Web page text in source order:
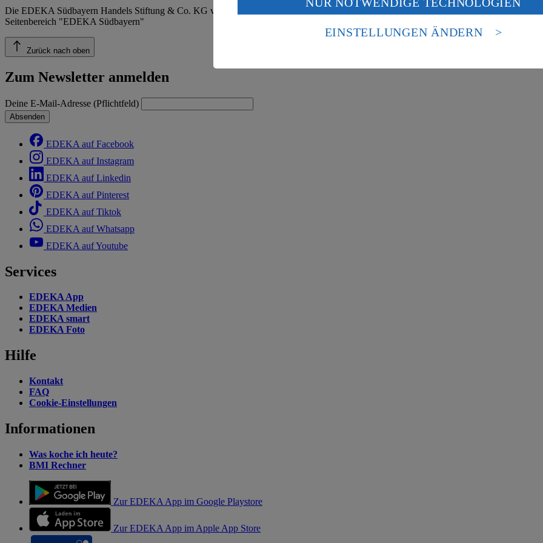
Die EDEKA Südbayern Handels Stiftung & Co. KG veröffentlicht insbesondere Inhalte zu den Bereichen:
Seitenbereich "EDEKA Südbayern"
Zurück nach oben
Zum Newsletter anmelden
Deine E-Mail-Adresse (Pflichtfeld)
Absenden
EDEKA auf Facebook
EDEKA auf Instagram
EDEKA auf Linkedin
EDEKA auf Pinterest
EDEKA auf Tiktok
EDEKA auf Whatsapp
EDEKA auf Youtube
Services
EDEKA App
EDEKA Medien
EDEKA smart
EDEKA Foto
Hilfe
Kontakt
FAQ
Cookie-Einstellungen
Informationen
Was koche ich heute?
BMI Rechner
Zur EDEKA App im Google Playstore
Zur EDEKA App im Apple App Store
ein, dass deine Daten in den USA verarbeitet werden. Der EuGH sieht die USA als
einem nach europäischen Standards nicht angemessenen Datenschutzniveau an. Es
Risiko eines Zugriffs durch US-amerikanische Behörden.
EINSTELLUNGEN ÄNDERN